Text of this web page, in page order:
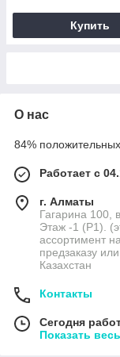
Купить
О нас
84%
Работает с
г. Алматы
Гагарина 100,
Этаж -1 (P1).
ассортимент
предзаказу
Казахстан
Контакты
Сегодня
Показать